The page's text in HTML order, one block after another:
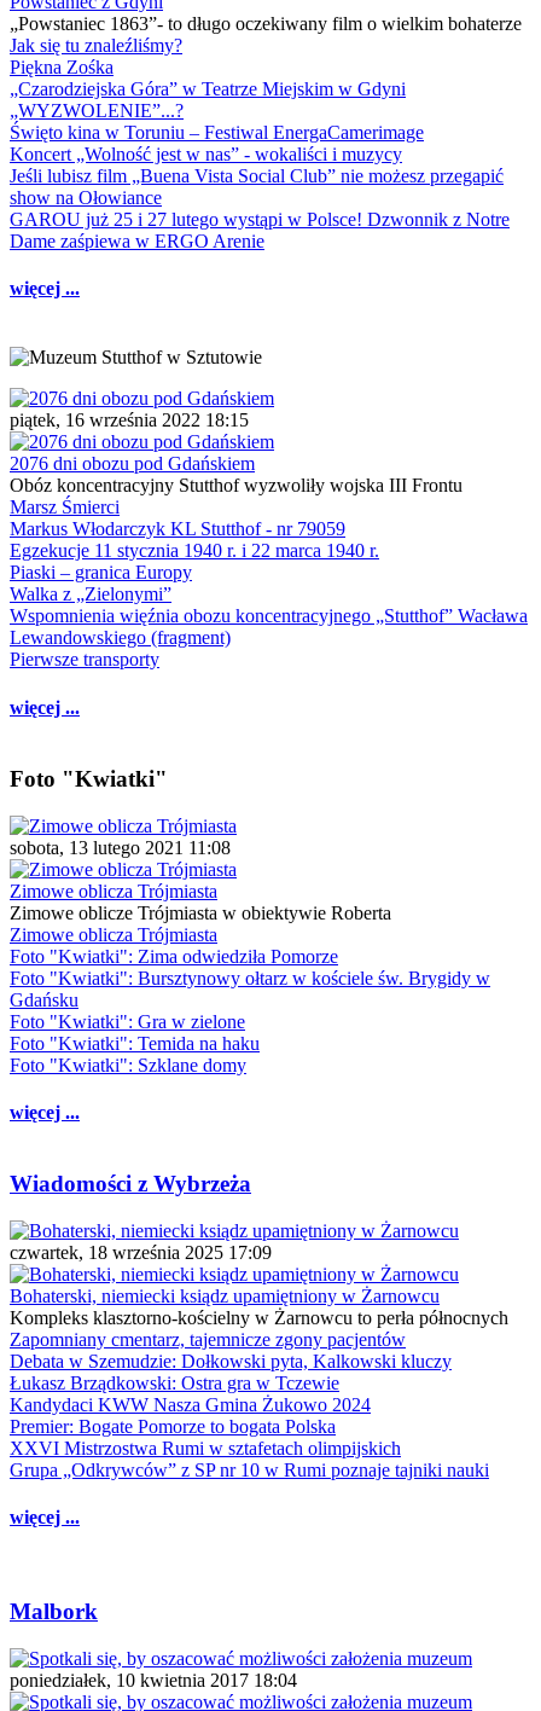
„Powstaniec 1863”- to długo oczekiwany film o wielkim bohaterze
Jak się tu znaleźliśmy?
Piękna Zośka
„Czarodziejska Góra” w Teatrze Miejskim w Gdyni
„WYZWOLENIE”...?
Święto kina w Toruniu – Festiwal EnergaCamerimage
Koncert „Wolność jest w nas” - wokaliści i muzycy
Jeśli lubisz film „Buena Vista Social Club” nie możesz przegapić
show na Ołowiance
GAROU już 25 i 27 lutego wystąpi w Polsce! Dzwonnik z Notre
Dame zaśpiewa w ERGO Arenie
więcej ...
piątek, 16 września 2022 18:15
2076 dni obozu pod Gdańskiem
Obóz koncentracyjny Stutthof wyzwoliły wojska III Frontu
Marsz Śmierci
Markus Włodarczyk KL Stutthof - nr 79059
Egzekucje 11 stycznia 1940 r. i 22 marca 1940 r.
Piaski – granica Europy
Walka z „Zielonymi”
Wspomnienia więźnia obozu koncentracyjnego „Stutthof” Wacława
Lewandowskiego (fragment)
Pierwsze transporty
więcej ...
Foto "Kwiatki"
sobota, 13 lutego 2021 11:08
Zimowe oblicza Trójmiasta
Zimowe oblicze Trójmiasta w obiektywie Roberta
Zimowe oblicza Trójmiasta
Foto "Kwiatki": Zima odwiedziła Pomorze
Foto "Kwiatki": Bursztynowy ołtarz w kościele św. Brygidy w
Gdańsku
Foto "Kwiatki": Gra w zielone
Foto "Kwiatki": Temida na haku
Foto "Kwiatki": Szklane domy
więcej ...
Wiadomości z Wybrzeża
czwartek, 18 września 2025 17:09
Bohaterski, niemiecki ksiądz upamiętniony w Żarnowcu
Kompleks klasztorno-kościelny w Żarnowcu to perła północnych
Zapomniany cmentarz, tajemnicze zgony pacjentów
Debata w Szemudzie: Dołkowski pyta, Kalkowski kluczy
Łukasz Brządkowski: Ostra gra w Tczewie
Kandydaci KWW Nasza Gmina Żukowo 2024
Premier: Bogate Pomorze to bogata Polska
XXVI Mistrzostwa Rumi w sztafetach olimpijskich
Grupa „Odkrywców” z SP nr 10 w Rumi poznaje tajniki nauki
więcej ...
Malbork
poniedziałek, 10 kwietnia 2017 18:04